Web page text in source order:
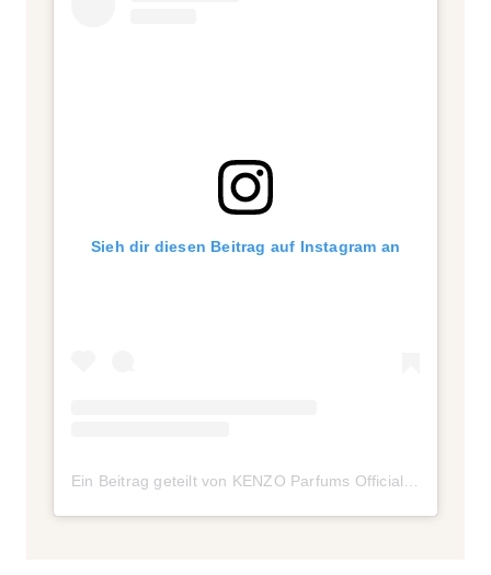
Sieh dir diesen Beitrag auf Instagram an